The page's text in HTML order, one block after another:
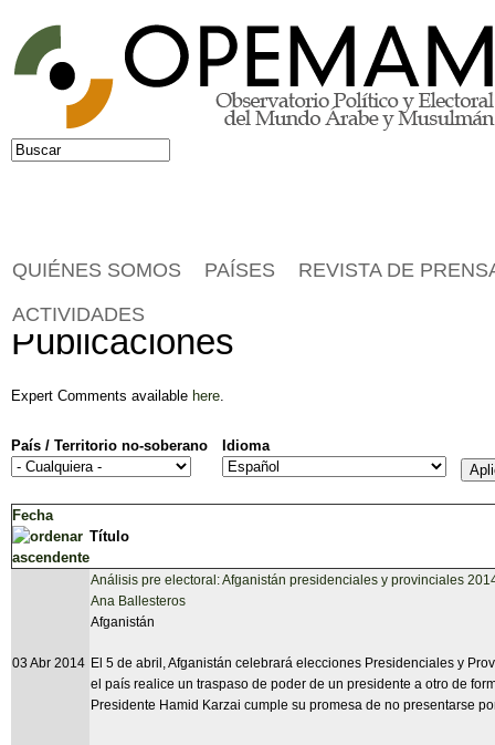
Jump to navigation
Formulario de búsqueda
Buscar
Publicaciones
Expert Comments available here.
País / Territorio no-soberano Idioma
Fecha
Título
03 Abr 2014
Análisis pre electoral: Afganistán presidenciales y provinciales
Ana Ballesteros
Afganistán
El 5 de abril, Afganistán celebrará elecciones Presidenciales y
el país realice un traspaso de poder de un presidente a otro de
Presidente Hamid Karzai cumple su promesa de no presentarse
QUIÉNES SOMOS PAÍSES REVISTA DE
ACTIVIDADES